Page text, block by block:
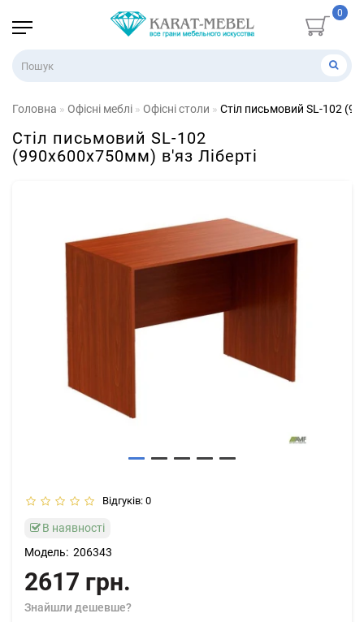
0
Головна Офісні меблі Офісні столи Стіл письмовий SL-102
Стіл письмовий SL-102
(990х600х750мм) в'яз Ліберті
Відгуків: 0
В наявності
Модель: 206343
2617 грн.
Знайшли дешевше?